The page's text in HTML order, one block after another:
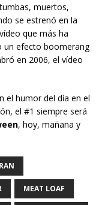
muertos,
se estrenó en la
que más ha
un efecto boomerang
en 2006, el vídeo
el humor del día en el
el #1 siempre será
, hoy, mañana y
MEAT LOAF